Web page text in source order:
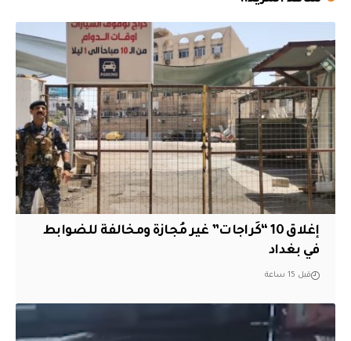
إغلاق 10 “كَراجات” غير مُجازة ومخالفة للضوابط
في بغداد
قبل 15 ساعة